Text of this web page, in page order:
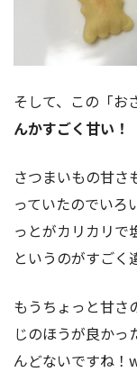
そして、この「お
んかすごく甘い！
さつまいもの甘さ
っていたのでいろ
っとがカリカリで
というのがすご
もうちょっと甘さ
じのほうが良かっ
んどないですね！